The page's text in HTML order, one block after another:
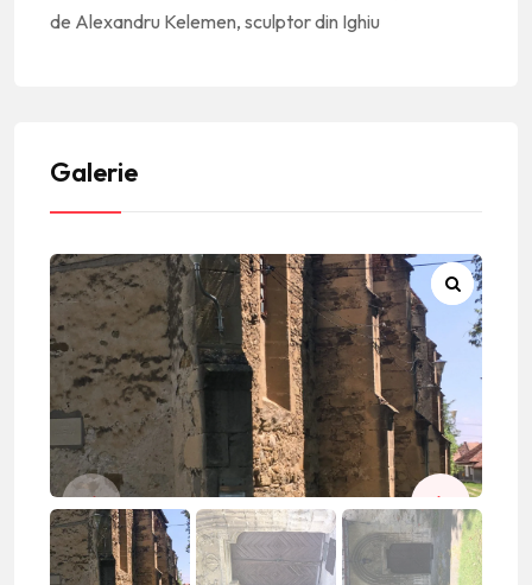
de Alexandru Kelemen, sculptor din Ighiu
Galerie